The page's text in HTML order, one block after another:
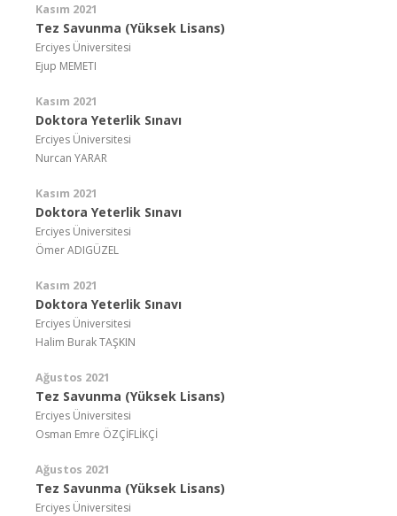
Kasım 2021
Tez Savunma (Yüksek Lisans)
Erciyes Üniversitesi
Ejup MEMETI
Kasım 2021
Doktora Yeterlik Sınavı
Erciyes Üniversitesi
Nurcan YARAR
Kasım 2021
Doktora Yeterlik Sınavı
Erciyes Üniversitesi
Ömer ADIGÜZEL
Kasım 2021
Doktora Yeterlik Sınavı
Erciyes Üniversitesi
Halim Burak TAŞKIN
Ağustos 2021
Tez Savunma (Yüksek Lisans)
Erciyes Üniversitesi
Osman Emre ÖZÇİFLİKÇİ
Ağustos 2021
Tez Savunma (Yüksek Lisans)
Erciyes Üniversitesi